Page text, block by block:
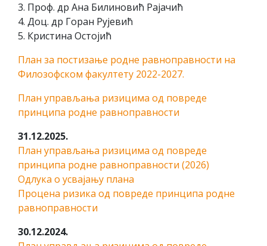
3. Проф. др Ана Билиновић Рајачић
4. Доц. др Горан Рујевић
5. Кристина Остојић
План за постизање родне равноправности на
Филозофском факултету 2022-2027.
План управљања ризицима од повреде
принципа родне равноправности
31.12.2025.
План управљања ризицима од повреде
принципа родне равноправности (2026)
Одлука о усвајању плана
Процена ризика од повреде принципа родне
равноправности
30.12.2024.